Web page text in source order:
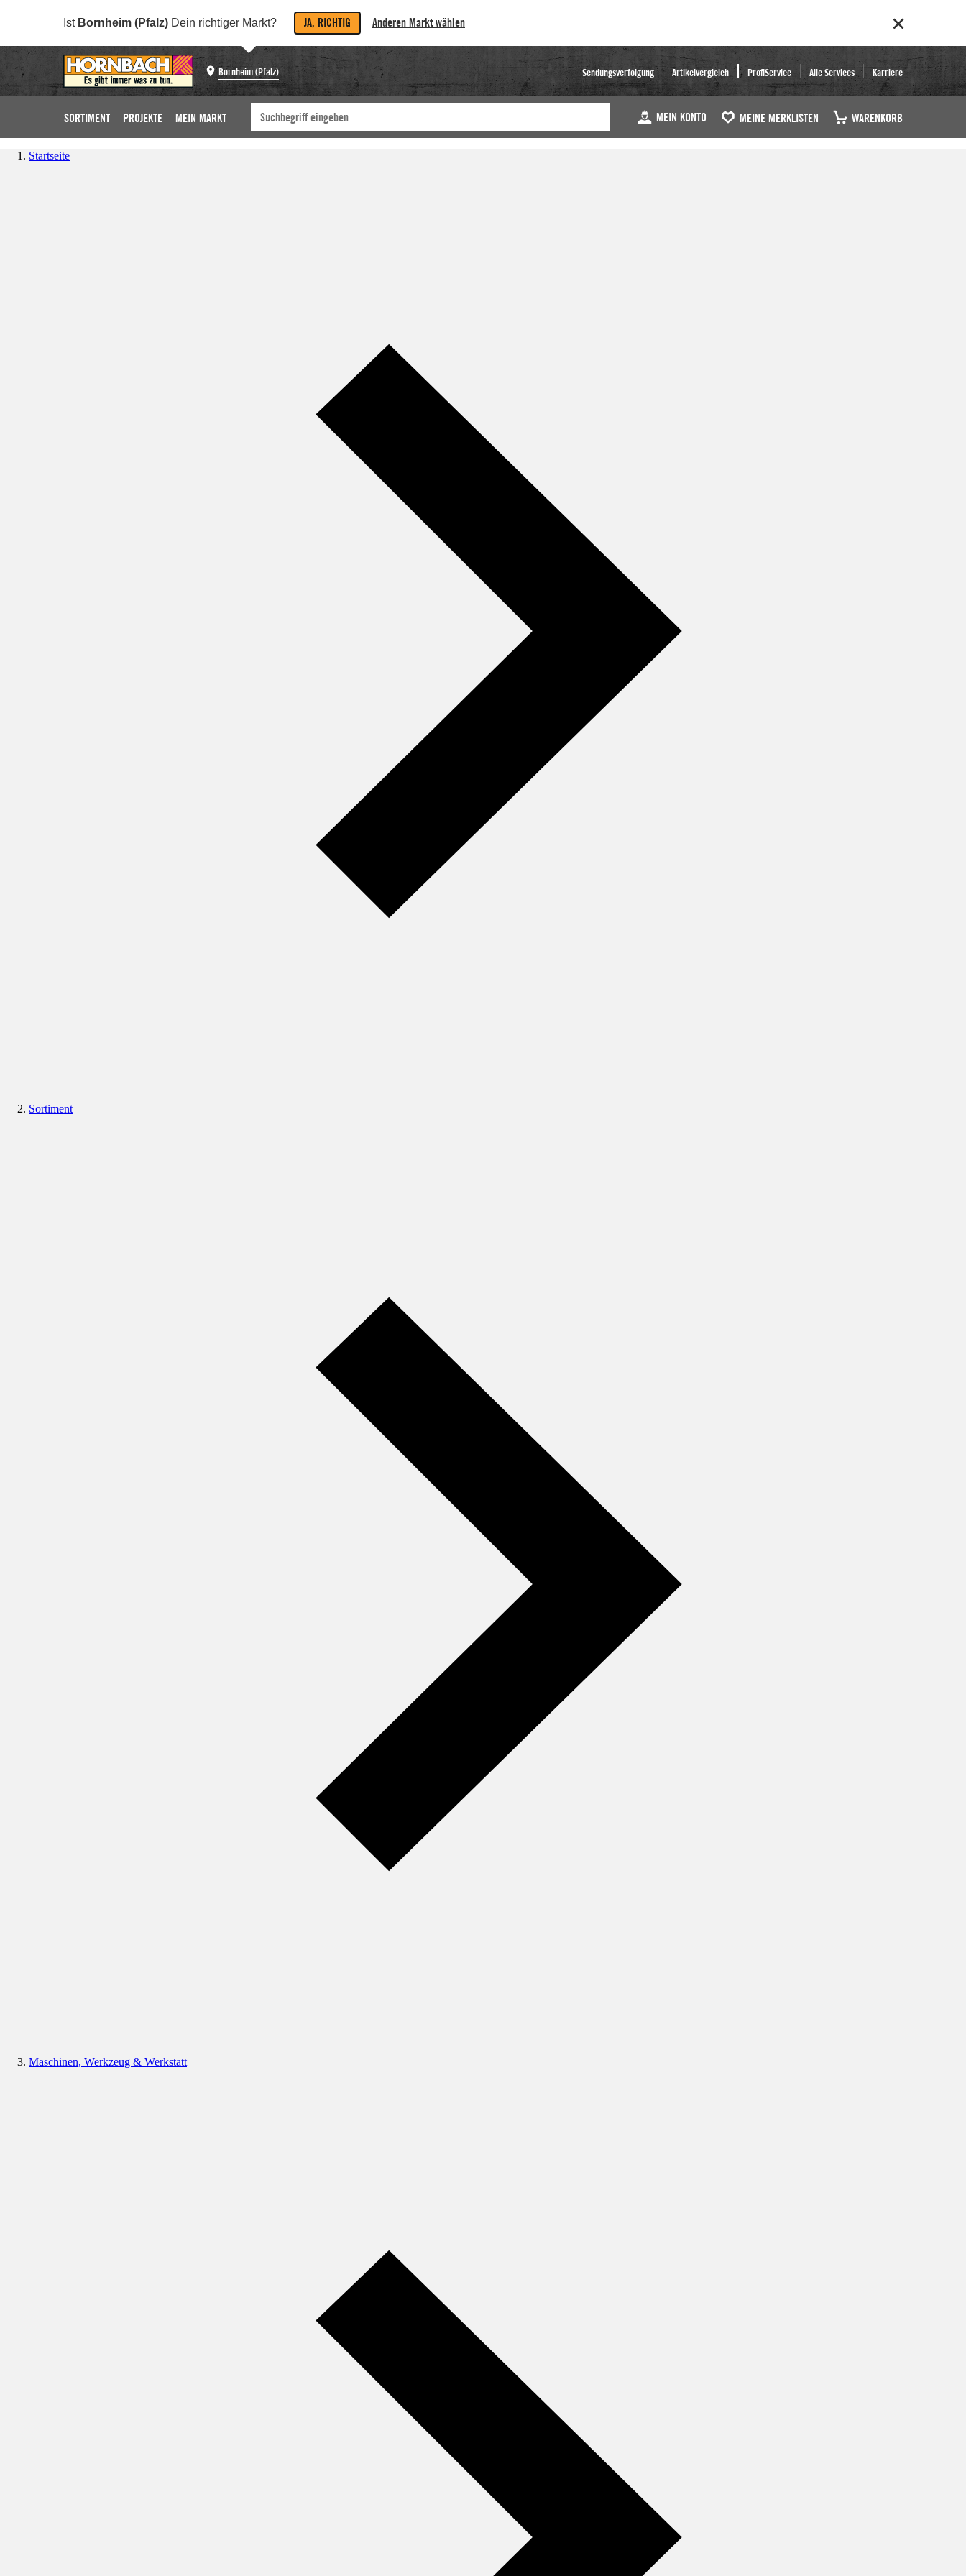
Ist Bornheim (Pfalz) Dein richtiger Markt? JA, RICHTIG Anderen Markt wählen
Bornheim (Pfalz) Sendungsverfolgung Artikelvergleich ProfiService Alle Services Karriere
SORTIMENT PROJEKTE MEIN MARKT MEIN KONTO MEINE MERKLISTEN WARENKORB
Startseite
Sortiment
Maschinen, Werkzeug & Werkstatt